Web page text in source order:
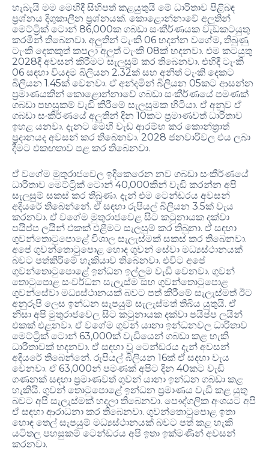
හැබැයි මම මෙහිදී සිහිපත් කළයුතුයි මේ ධාරිතාව පිළිබඳ
ප්‍රශ්නය දිගුකාලීන ප්‍රශ්නයක්. කොළොන්නාවේ අලුතින්
මෙට්ට්‍රික් ටොන් 86,000ක ගබඩා සංකීර්ණයක වැඩකටයුතු
කරමින් තිබෙනවා. අලුතින් ටැංකි 06 හදන්න වගේම, තිබුණු
ටැංකි දෙකකුත් කපලා අලුත් ටැංකි 08ක් හදනවා. එම කටයුතු
2028දී අවසන් කිරීමට සැලසුම් කර තිබෙනවා. එහිදී ටැංකි
06 සඳහා වියදම බිලියන 2.32ක් සහ අනිත් ටැංකි දෙකට
බිලියන 1.45ක් වෙනවා. ඒ අන්දමින් බිලියන 05කට ආසන්න
ප්‍රමාණයකින් කොළොන්නාවේ ගබඩා සංකීර්ණයේ පමණක්
ගබඩා පහසුකම් වැඩි කිරීමේ සැලසුමක හිටියා. ඒ අනුව ඒ
ගබඩා සංකිර්ණයේ අලුතින් දින 10කට ප්‍රමාණවත් ධාරිතාව
ඉහළ යනවා. දැනට මෙහි වැඩ ආරම්භ කර කොන්ත්‍රාත්
ප්‍රදානයද අවසන් කර තිබෙනවා. 2028 ජනවාරිවල එය ලබා
දීමට එකඟතාව පළ කර තිබෙනවා.
ඒ වගේම මුතුරාජවෙල ඉදිකෙරෙන නව ගබඩා සංකීර්ණයේ
ධාරිතාව මෙට්ට්‍රික් ටොන් 40,000කින් වැඩි කරන්න අපි
සැලසුම් සකස් කර තිබුණා. දැන් එම ටෙන්ඩරය අවසන්
අදියරේ තිබෙන්නේ. ඒ සඳහා රුපියල් බිලියන 3.5ක් වැය
කරනවා. ඒ වගේම මුතුරාජවෙළ සිට කටුනායක දක්වා
පයිප්ප ලයින් එකක් එළීමට සැලසුම් කර තිබුනා. ඒ සඳහා
ගුවන්තොටුපොළේ විශාල සැලැස්මක් සකස් කර තිබෙනවා.
අපේ ගුවන්තොටුපොළ හොද ගුවන් සේවා මධ්‍යස්ථානයක්
බවට පත්කිරීමේ හැකියාව තිබෙනවා. එවිට අපේ
ගුවන්තොටුපොළේ ඉන්ධන ඉල්ලුම වැඩි වෙනවා. ගුවන්
තොටුපොළ සංවර්ධන සැලැස්ම සහ ගුවන්තොටුපොළ
ගුවන්සේවා මධ්‍යස්ථානයක් බවට පත් කිරීමේ සැලැස්මත් ඊට
අනුරූපි ලෙස ඉන්ධන සැපයුම් සැලැස්මත් තිබිය යුතුයි. ඒ
නිසා අපි මුතුරාජවෙල සිට කටුනායක දක්වා පයිප්ප ලයින්
එකක් එළනවා. ඒ වගේම ගුවන් යානා ඉන්ධනවල ධාරිතාව
මෙට්ට්‍රික් ටොන් 63,000ක් වැඩියෙන් ගබඩා කළ හැකි
ධාරිතාවක් හදනවා. ඒ සඳහා වූ ටෙන්ඩරය දැන් අවසන්
අදියරේ තිබෙන්නේ. රුපියල් බිලියන 16ක් ඒ සදහා වැය
වෙනවා. ඒ 63,000න් පමණක් අපිට දින 40කට වැඩි
ගණනක් සඳහා ප්‍රමාණවත් ගුවන් යානා ඉන්ධන ගබඩා කළ
හැකියි. ගුවන් තොටුපොළේ ඉන්ධන ප්‍රමාණය වැඩි කළ යුතු
බවට අපි සැලැස්මක් හදලා තිබෙනවා. පෞද්ගලික අංශයට අපි
ඒ සඳහා ආරාධනා කර තිබෙනවා. ගුවන්තොටුපොළ ඉතා
හොඳ තෙල් සැපයුම් මධ්‍යස්ථානයක් බවට පත් කළ හැකි
යටිතල පහසුකම් ටෙන්ඩරය අපි ඉතා ඉක්මණින් අවසන්
කරනවා.